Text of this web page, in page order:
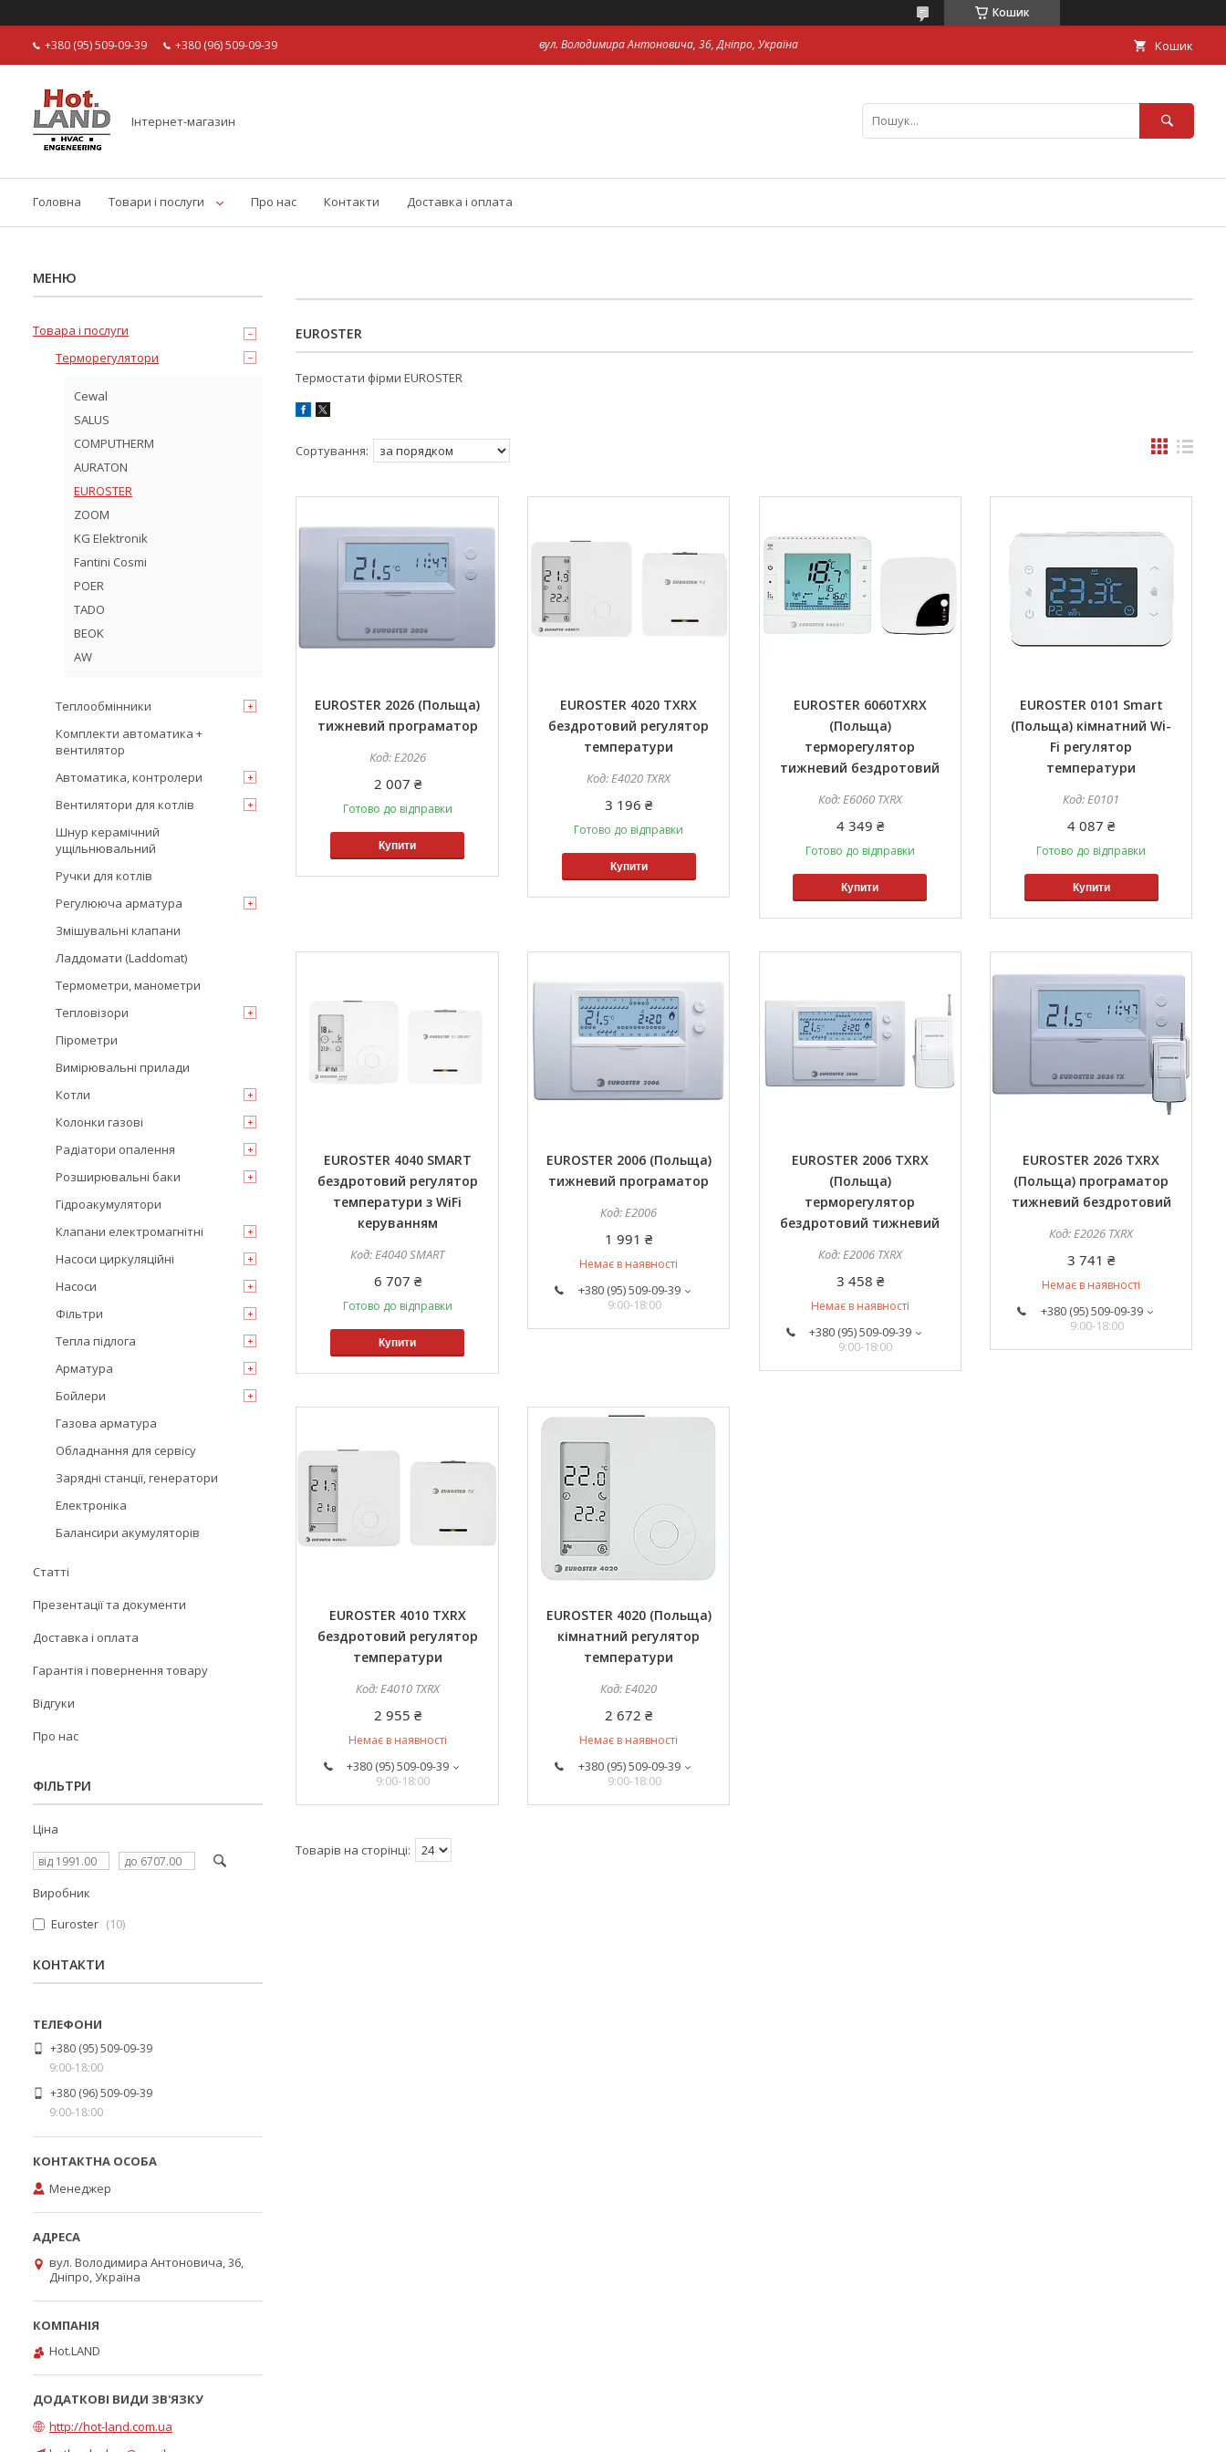
Кошик
+380 (95) 509-09-39 +380 (96) 509-09-39 вул. Володимира Антоновича, 36, Дніпро, Україна Кошик
Інтернет-магазин
Головна Товари і послуги Про нас Контакти Доставка і оплата
EUROSTER
Термостати фірми EUROSTER
EUROSTER 2026 (Польща)
тижневий програматор
E2026
2 007 ₴
Готово до відправки
Купити
EUROSTER 4020 TXRX
бездротовий регулятор
температури
E4020 TXRX
3 196 ₴
Готово до відправки
Купити
EUROSTER 6060TXRX
(Польща)
терморегулятор
тижневий бездротовий
E6060 TXRX
4 349 ₴
Готово до відправки
Купити
EUROSTER 0101 Smart
(Польща) кімнатний Wi-
Fi регулятор
температури
E0101
4 087 ₴
Готово до відправки
Купити
EUROSTER 4040 SMART
бездротовий регулятор
температури з WiFi
керуванням
E4040 SMART
6 707 ₴
Готово до відправки
Купити
EUROSTER 2006 (Польща)
тижневий програматор
E2006
1 991 ₴
Немає в наявності
+380 (95) 509-09-39
9:00-18:00
EUROSTER 2006 TXRX
(Польща)
терморегулятор
бездротовий тижневий
E2006 TXRX
3 458 ₴
Немає в наявності
+380 (95) 509-09-39
9:00-18:00
EUROSTER 2026 TXRX
(Польща) програматор
тижневий бездротовий
E2026 TXRX
3 741 ₴
Немає в наявності
+380 (95) 509-09-39
9:00-18:00
EUROSTER 4010 TXRX
бездротовий регулятор
температури
E4010 TXRX
2 955 ₴
Немає в наявності
+380 (95) 509-09-39
9:00-18:00
EUROSTER 4020 (Польща)
кімнатний регулятор
температури
E4020
2 672 ₴
Немає в наявності
+380 (95) 509-09-39
9:00-18:00
Товара і послуги
Терморегулятори
Cewal
SALUS
COMPUTHERM
AURATON
EUROSTER
ZOOM
KG Elektronik
Fantini Cosmi
POER
TADO
BEOK
AW
Теплообмінники
Комплекти автоматика +
вентилятор
Автоматика, контролери
Вентилятори для котлів
Шнур керамічний
ущільнювальний
Ручки для котлів
Регулююча арматура
Змішувальні клапани
Ладдомати (Laddomat)
Термометри, манометри
Тепловізори
Пірометри
Вимірювальні прилади
Котли
Колонки газові
Радіатори опалення
Розширювальні баки
Гідроакумулятори
Клапани електромагнітні
Насоси циркуляційні
Насоси
Фільтри
Тепла підлога
Арматура
Бойлери
Газова арматура
Обладнання для сервісу
Зарядні станції, генератори
Електроніка
Балансири акумуляторів
Статті
Презентації та документи
Доставка і оплата
Гарантія і повернення товару
Відгуки
Про нас
ФІЛЬТРИ
Ціна
Виробник
Euroster
10
КОНТАКТИ
+380 (95) 509-09-39
9:00-18:00
+380 (96) 509-09-39
9:00-18:00
Менеджер
вул. Володимира Антоновича, 36,
Дніпро, Україна
Hot.LAND
http://hot-land.com.ua